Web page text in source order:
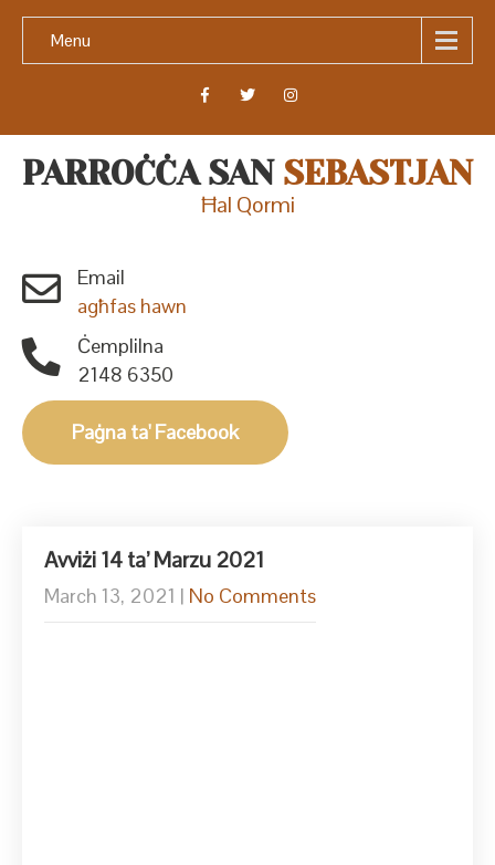
Menu
PARROĊĊA SAN SEBASTJAN
Ħal Qormi
Email
agħfas hawn
Ċemplilna
2148 6350
Paġna ta' Facebook
Avviżi 14 ta’ Marzu 2021
March 13, 2021 | No Comments